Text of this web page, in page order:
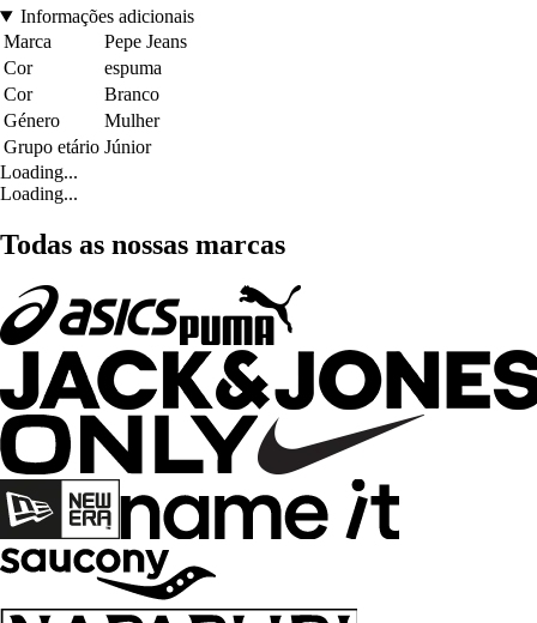
Informações adicionais
Marca
Pepe Jeans
Cor
espuma
Cor
Branco
Género
Mulher
Grupo etário Júnior
Loading...
Loading...
Todas as nossas marcas